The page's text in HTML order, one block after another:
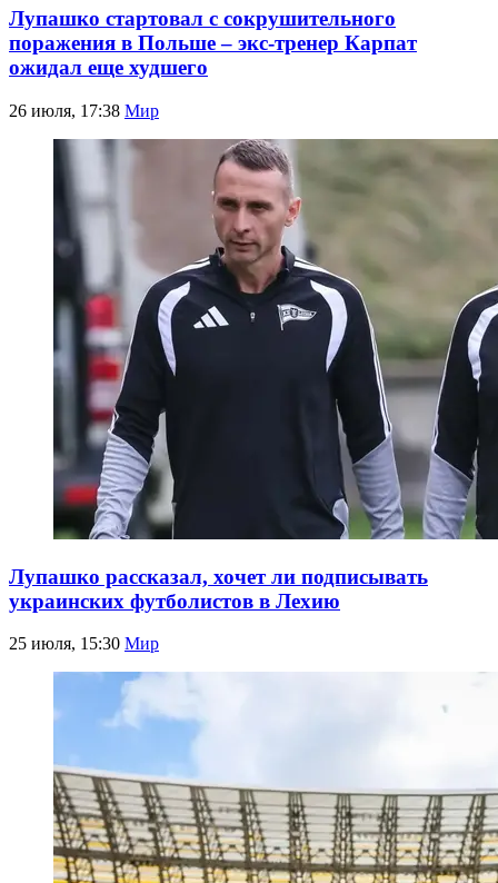
Лупашко стартовал с сокрушительного
поражения в Польше – экс-тренер Карпат
ожидал еще худшего
26 июля, 17:38 Мир
Лупашко рассказал, хочет ли подписывать
украинских футболистов в Лехию
25 июля, 15:30 Мир